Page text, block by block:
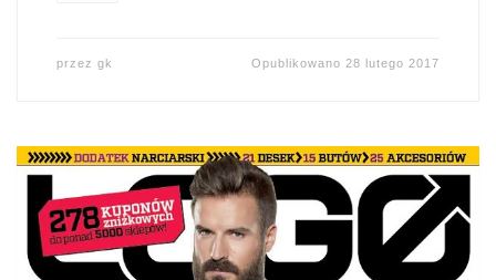
przez gk Opublikowano28 lutego 2017